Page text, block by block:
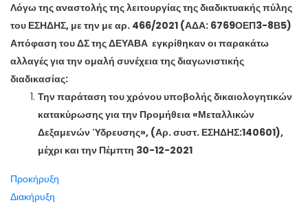
Λόγω της αναστολής της λειτουργίας της διαδικτυακής πύλης
του ΕΣΗΔΗΣ, με την με αρ. 466/2021 (ΑΔΑ: 6769ΟΕΠ3-8Β5)
Απόφαση του ΔΣ της ΔΕΥΑΒΑ εγκρίθηκαν οι παρακάτω
αλλαγές για την ομαλή συνέχεια της διαγωνιστικής
διαδικασίας:
Την παράταση του χρόνου υποβολής δικαιολογητικών
κατακύρωσης για την Προμήθεια «Μεταλλικών
Δεξαμενών Ύδρευσης», (Αρ. συστ. ΕΣΗΔΗΣ:140601),
μέχρι και την Πέμπτη 30-12-2021
Προκήρυξη
Διακήρυξη